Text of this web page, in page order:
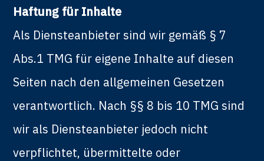
Haftung für Inhalte
Als Diensteanbieter sind wir gemäß § 7
Abs.1 TMG für eigene Inhalte auf diesen
Seiten nach den allgemeinen Gesetzen
verantwortlich. Nach §§ 8 bis 10 TMG sind
wir als Diensteanbieter jedoch nicht
verpflichtet, übermittelte oder